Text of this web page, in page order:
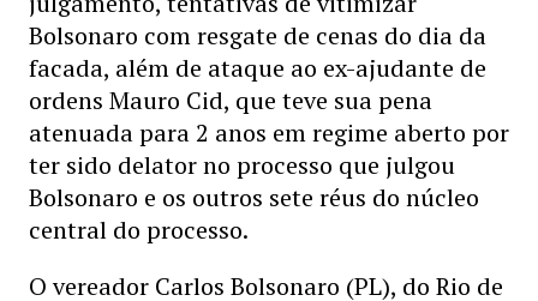
Bolsonaro com resgate de cenas do dia da
facada, além de ataque ao ex-ajudante de
ordens Mauro Cid, que teve sua pena
atenuada para 2 anos em regime aberto por
ter sido delator no processo que julgou
Bolsonaro e os outros sete réus do núcleo
central do processo.
O vereador Carlos Bolsonaro (PL), do Rio de